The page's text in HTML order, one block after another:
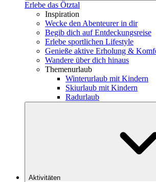
Erlebe das Ötztal
Inspiration
Wecke den Abenteurer in dir
Begib dich auf Entdeckungsreise
Erlebe sportlichen Lifestyle
Genieße aktive Erholung &
Wandere über dich hinaus
Themenurlaub
Winterurlaub mit Kindern
Skiurlaub mit Kindern
Radurlaub
Aktivitäten